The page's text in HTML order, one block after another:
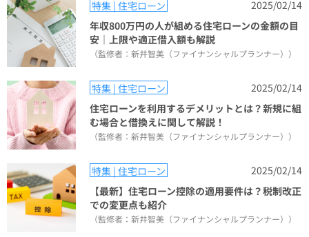
特集 | 住宅ローン
2025/02/14
年収800万円の人が組める住宅ローンの金額の目
安｜上限や適正借入額も解説
（監修者：新井智美（ファイナンシャルプランナー））
特集 | 住宅ローン
2025/02/14
住宅ローンを利用するデメリットとは？新規に組
む場合と借換えに関して解説！
（監修者：新井智美（ファイナンシャルプランナー））
特集 | 住宅ローン
2025/02/14
【最新】住宅ローン控除の適用要件は？税制改正
での変更点も紹介
（監修者：新井智美（ファイナンシャルプランナー））